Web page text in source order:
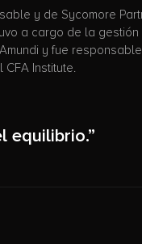
y de Sycomore
a cargo de la
y fue
Institute.
equilibrio.”